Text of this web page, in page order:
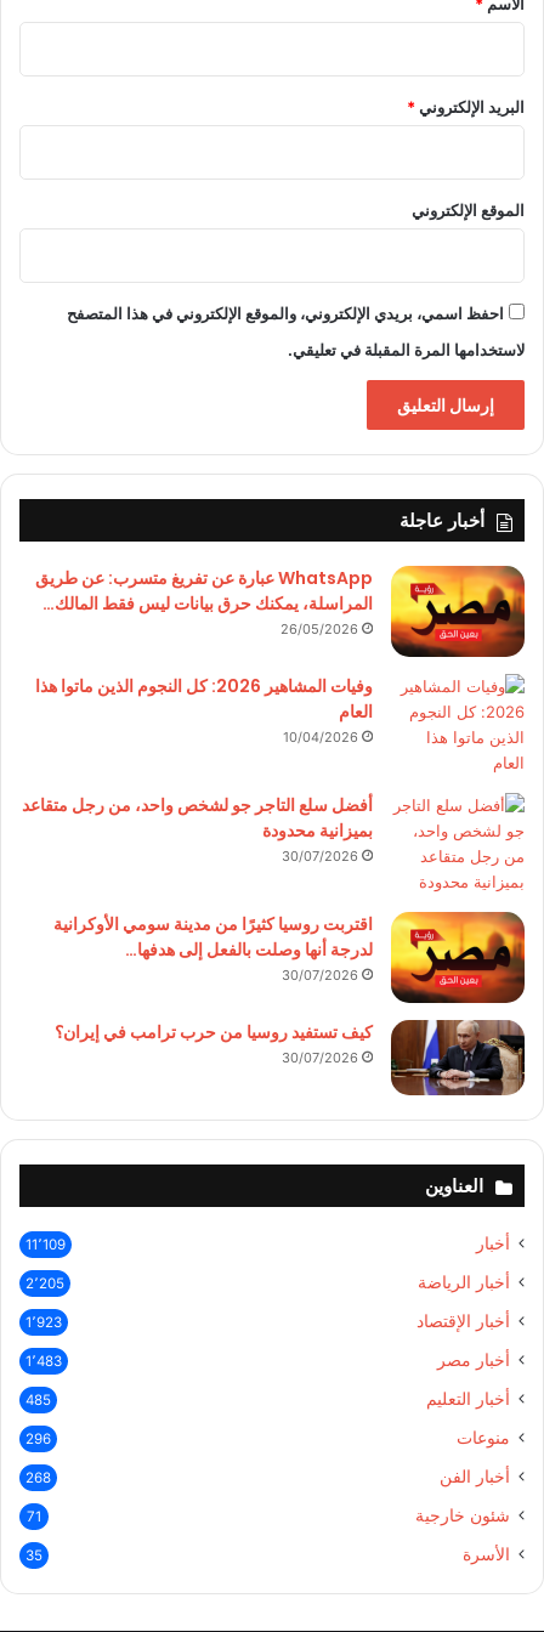
البريد الإلكتروني*
الموقع الإلكتروني
احفظ اسمي، بريدي الإلكتروني، والموقع الإلكتروني في هذا المتصفح
لاستخدامها المرة المقبلة في تعليقي.
أخبار عاجلة
WhatsApp عبارة عن تفريغ متسرب: عن طريق
المراسلة، يمكنك حرق بيانات ليس فقط المالك…
26/05/2026
وفيات المشاهير 2026: كل النجوم الذين ماتوا هذا
العام
10/04/2026
أفضل سلع التاجر جو لشخص واحد، من رجل متقاعد
بميزانية محدودة
30/07/2026
اقتربت روسيا كثيرًا من مدينة سومي الأوكرانية
لدرجة أنها وصلت بالفعل إلى هدفها…
30/07/2026
كيف تستفيد روسيا من حرب ترامب في إيران؟
30/07/2026
العناوين
أخبار 11٬109
أخبار الرياضة 2٬205
أخبار الإقتصاد 1٬923
أخبار مصر 1٬483
أخبار التعليم 485
منوعات 296
أخبار الفن 268
شئون خارجية 71
الأسرة 35